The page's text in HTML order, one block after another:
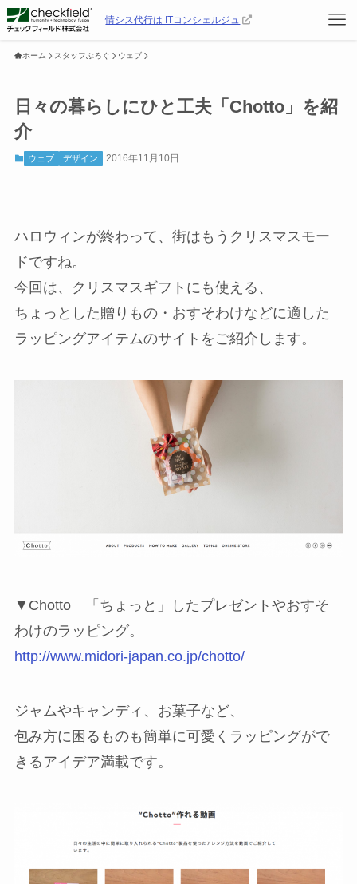
情シス代行は ITコンシェルジュ
ホーム スタッフぶろぐ ウェブ
日々の暮らしにひと工夫「Chotto」を紹
介
ウェブ デザイン 2016年11月10日
ハロウィンが終わって、街はもうクリスマスモー
ドですね。
今回は、クリスマスギフトにも使える、
ちょっとした贈りもの・おすそわけなどに適した
ラッピングアイテムのサイトをご紹介します。
▼Chotto 「ちょっと」したプレゼントやおすそ
わけのラッピング。
http://www.midori-japan.co.jp/chotto/
ジャムやキャンディ、お菓子など、
包み方に困るものも簡単に可愛くラッピングがで
きるアイデア満載です。